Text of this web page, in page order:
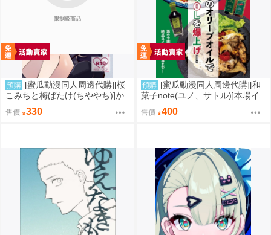
限制級商品
預購 [蜜瓜動漫同人周邊代購][桜
こみちと梅ばたけ(ちややち)]か
わいいふたりがいちゃあま×××し
てるだけのはなし(同人誌)
售價 330
預購 [蜜瓜動漫同人周邊代購][和
菓子note(ユノ、サトル)]本場イ
タリアのオリーブオイルで自宅
ご飯のQOLを爆上げ!(同人誌)
售價 400